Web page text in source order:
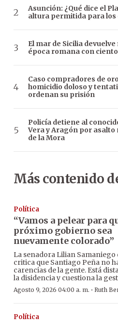
Asunción: ¿Qué dice el
altura permitida para los
El mar de Sicilia
época romana con
Caso compradores de
homicidio doloso y
ordenan su prisión
Policía detiene al
Vera y Aragón por
de la Mora
Más contenido
Política
“Vamos a pelear para
próximo gobierno sea
nuevamente colorado”
La senadora Lilian
critica que Santiago Peña no
carencias de la gente. Está
la disidencia y cuestiona la
Agosto 9, 2026 04:00 a. m. · Ruth
Política